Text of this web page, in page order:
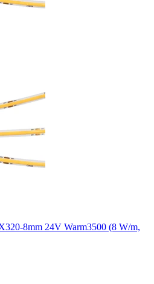
8mm 24V Warm3500 (8 W/m,